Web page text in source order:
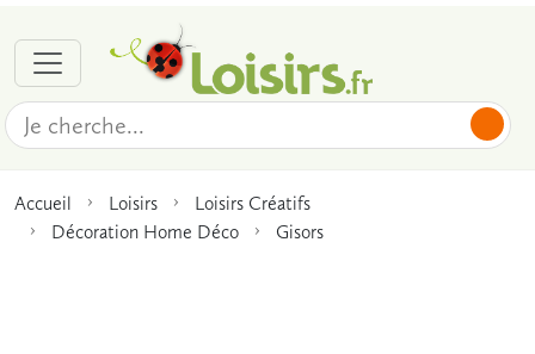
Accueil Loisirs
Loisirs Créatifs
Décoration Home Déco
Gisors